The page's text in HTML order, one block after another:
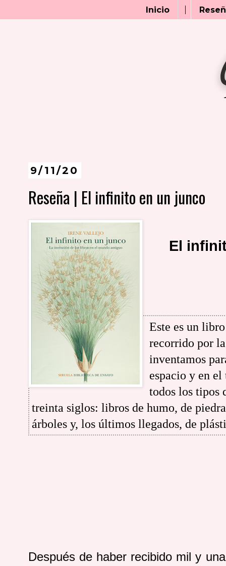
Inicio
9/11/20
Reseña | El infinito en un junco
El
Este es un
recorrido por
inventamos
espacio y en
todos los tipos
treinta siglos: libros de humo, de
árboles y, los últimos llegados, de
Después de haber recibido mil y